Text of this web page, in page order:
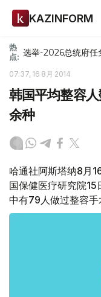
KAZINFORM
热
点: 选举-2026总统府任
07:37, 16 8月 2014
韩国平均整容
余种
哈通社阿斯塔纳8月
国保健医疗研究院
中有79人做过整容手